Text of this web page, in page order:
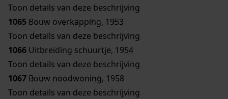
Toon details van deze beschrijving
1065 Bouw overkapping, 1953
Toon details van deze beschrijving
1066 Uitbreiding schuurtje, 1954
Toon details van deze beschrijving
1067 Bouw noodwoning, 1958
Toon details van deze beschrijving